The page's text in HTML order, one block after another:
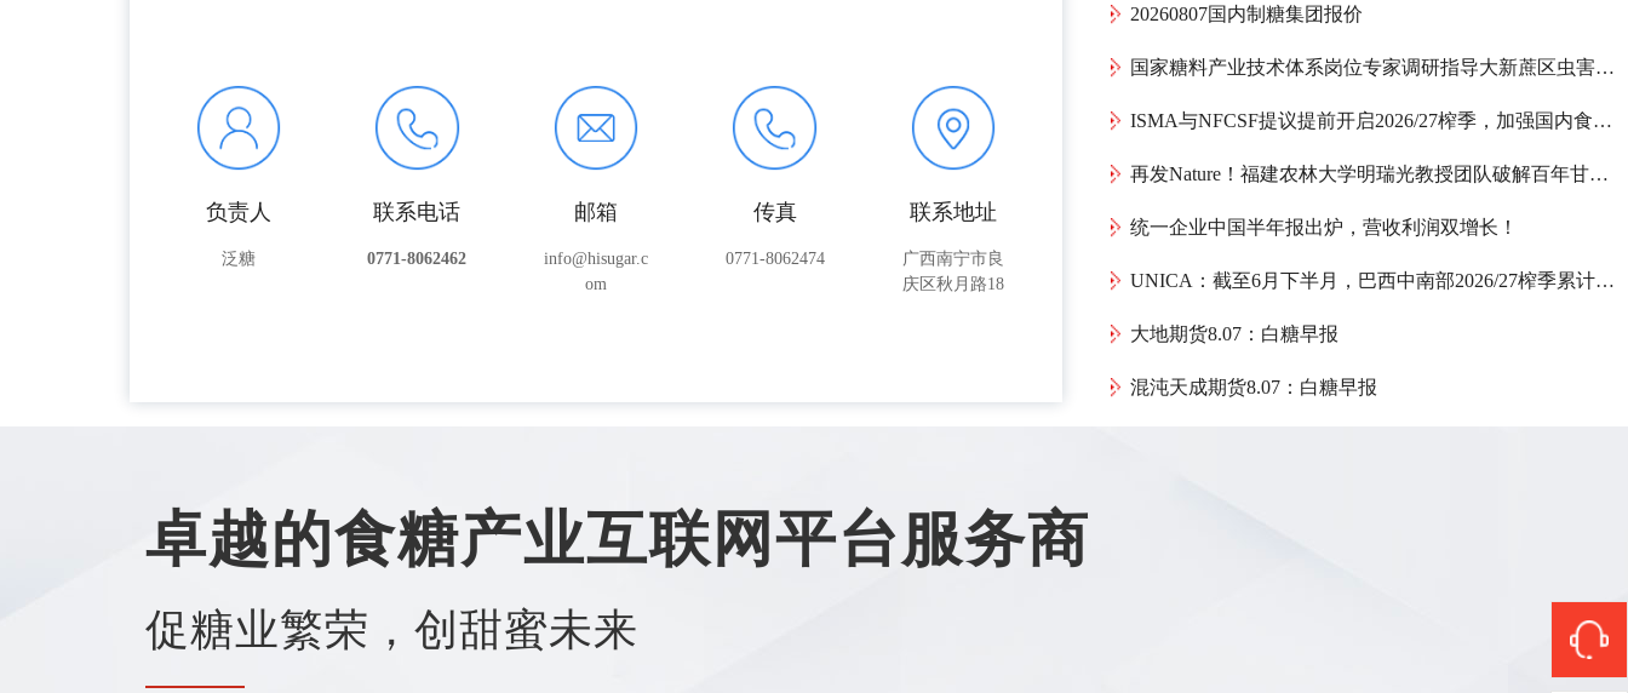
负责人
泛糖
联系电话
0771-8062462
邮箱
info@hisugar.c
om
传真
0771-8062474
联系地址
广西南宁市良
庆区秋月路18
20260807国内制糖集团报价
国家糖料产业技术体系岗位专家调研指导大新蔗区虫害防治
ISMA与NFCSF提议提前开启2026/27榨季，加强国内食糖供应
再发Nature！福建农林大学明瑞光教授团队破解百年甘蔗育种谜题：母本如何送出一份“双倍遗传礼物”
统一企业中国半年报出炉，营收利润双增长！
UNICA：截至6月下半月，巴西中南部2026/27榨季累计产糖1075.4万吨，同比减少152万吨
大地期货8.07：白糖早报
混沌天成期货8.07：白糖早报
卓越的食糖产业互联网平台服务商
促糖业繁荣，创甜蜜未来